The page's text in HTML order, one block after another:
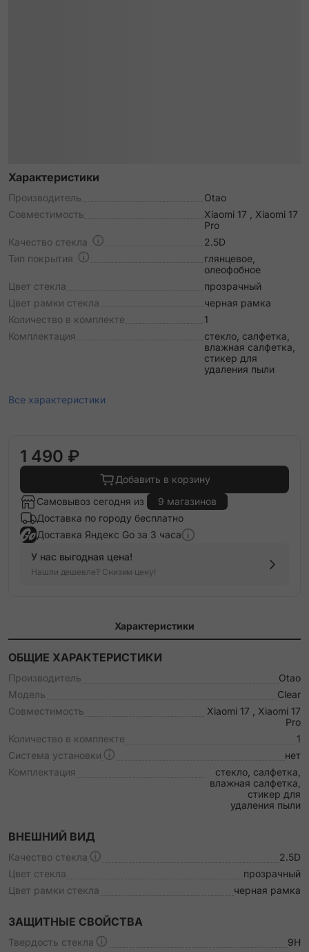
Характеристики
Производитель
Otao
Совместимость
Xiaomi 17 , Xiaomi 17
Pro
Качество стекла
2.5D
Тип покрытия
глянцевое,
олеофобное
Цвет стекла
прозрачный
Цвет рамки стекла
черная рамка
Количество в комплекте
1
Комплектация
стекло, салфетка,
влажная салфетка,
стикер для
удаления пыли
Все характеристики
1 490 ₽
Добавить в корзину
Самовывоз сегодня из
9 магазинов
Доставка по городу бесплатно
Доставка Яндекс Go за 3 часа
У нас выгодная цена!
Нашли дешевле? Снизим цену!
Характеристики
ОБЩИЕ ХАРАКТЕРИСТИКИ
Производитель
Otao
Модель
Clear
Совместимость
Xiaomi 17 , Xiaomi 17
Pro
Количество в комплекте
1
Система установки
нет
Комплектация
стекло, салфетка,
влажная салфетка,
стикер для
удаления пыли
ВНЕШНИЙ ВИД
Качество стекла
2.5D
Цвет стекла
прозрачный
Цвет рамки стекла
черная рамка
ЗАЩИТНЫЕ СВОЙСТВА
Твердость стекла
9H